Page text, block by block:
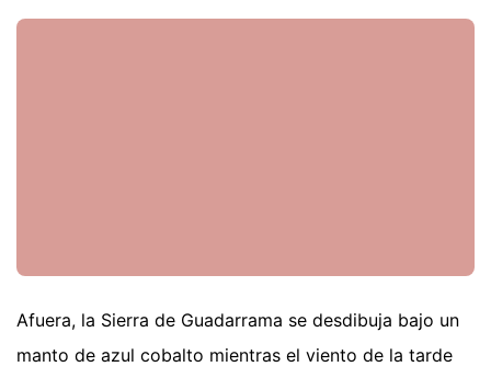
Afuera, la Sierra de Guadarrama se desdibuja bajo un
manto de azul cobalto mientras el viento de la tarde